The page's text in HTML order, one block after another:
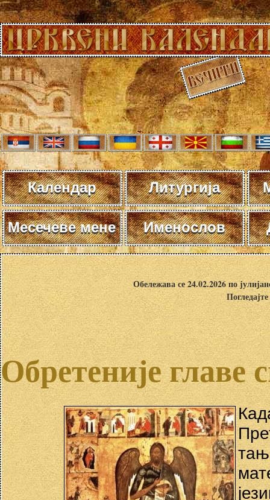
Календар Литургија
Месечеве мене Именослов
Обележава се 24.02.2026 по
Обретеније главе